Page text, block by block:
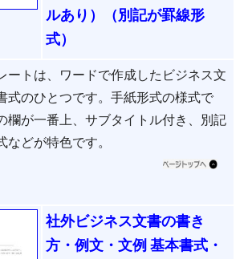
ルあり）（別記が罫線形
式）
ートは、ワードで作成したビジネス文
式のひとつです。手紙形式の様式で
欄が一番上、サブタイトル付き、別記
などが特色です。
社外ビジネス文書の書き
方・例文・文例 基本書式・